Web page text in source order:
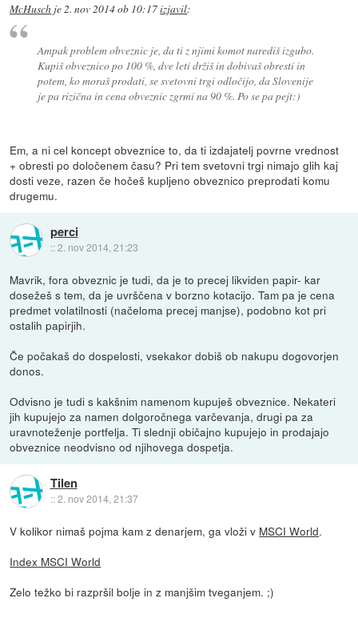
McHusch je 2. nov 2014 ob 10:17izjavil:
Ampak problem obveznic je, da ti z njimi komot narediš izgubo.
Kupiš obveznico po 100 %, dve leti držiš in dobivaš obresti in
potem, ko moraš prodati, se svetovni trgi odločijo, da Slovenije
je pa rizična in cena obveznic zgrmi na 90 %. Po se pa pejt:)
Em, a ni cel koncept obveznice to, da ti izdajatelj povrne vrednost
+ obresti po določenem času? Pri tem svetovni trgi nimajo glih kaj
dosti veze, razen če hočeš kupljeno obveznico preprodati komu
drugemu.
perci
::2. nov 2014, 21:23
Mavrik, fora obveznic je tudi, da je to precej likviden papir- kar
dosežeš s tem, da je uvrščena v borzno kotacijo. Tam pa je cena
predmet volatilnosti (načeloma precej manjse), podobno kot pri
ostalih papirjih.
Če počakaš do dospelosti, vsekakor dobiš ob nakupu dogovorjen
donos.
Odvisno je tudi s kakšnim namenom kupuješ obveznice. Nekateri
jih kupujejo za namen dolgoročnega varčevanja, drugi pa za
uravnoteženje portfelja. Ti slednji običajno kupujejo in prodajajo
obveznice neodvisno od njihovega dospetja.
Tilen
::2. nov 2014, 21:37
V kolikor nimaš pojma kam z denarjem, ga vloži v MSCI World.
Index MSCI World
Zelo težko bi razpršil bolje in z manjšim tveganjem. ;)